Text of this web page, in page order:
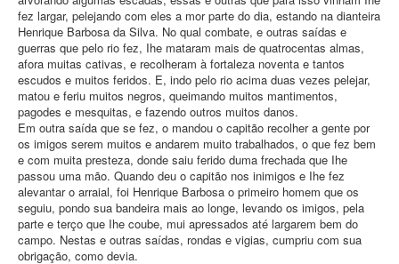
fez largar, pelejando com eles a mor parte do dia, estando na dianteira
Henrique Barbosa da Silva. No qual combate, e outras saídas e
guerras que pelo rio fez, Ihe mataram mais de quatrocentas almas,
afora muitas cativas, e recolheram à fortaleza noventa e tantos
escudos e muitos feridos. E, indo pelo rio acima duas vezes pelejar,
matou e feriu muitos negros, queimando muitos mantimentos,
pagodes e mesquitas, e fazendo outros muitos danos.
Em outra saída que se fez, o mandou o capitão recolher a gente por
os imigos serem muitos e andarem muito trabalhados, o que fez bem
e com muita presteza, donde saiu ferido duma frechada que Ihe
passou uma mão. Quando deu o capitão nos inimigos e Ihe fez
alevantar o arraial, foi Henrique Barbosa o primeiro homem que os
seguiu, pondo sua bandeira mais ao longe, levando os imigos, pela
parte e terço que Ihe coube, mui apressados até largarem bem do
campo. Nestas e outras saídas, rondas e vigias, cumpriu com sua
obrigação, como devia.